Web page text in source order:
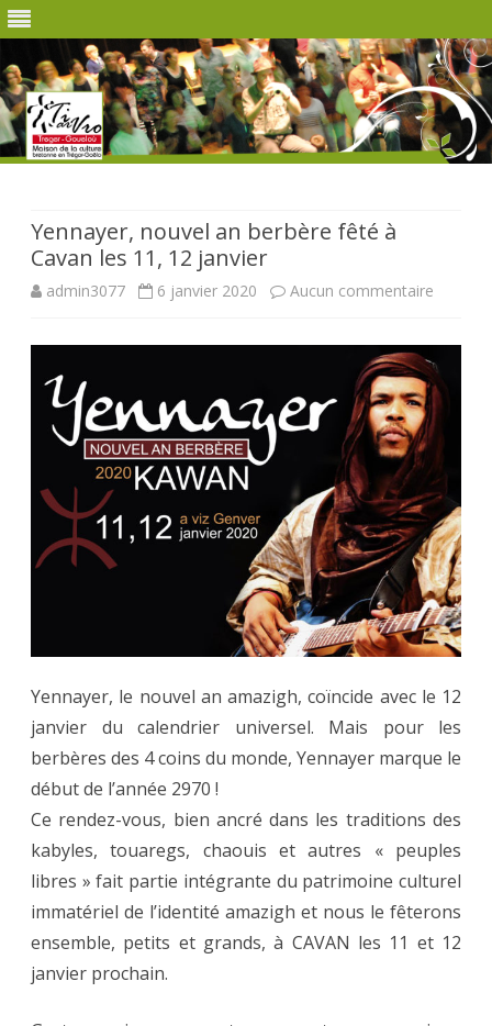
Yennayer, nouvel an berbère fêté à
Cavan les 11, 12 janvier
admin3077 6 janvier 2020 Aucun commentaire
nouvel
an
fêté
à
Cavan
les
11,
Yennayer, le nouvel an amazigh, coïncide avec le 12
janvier du calendrier universel. Mais pour les
berbères des 4 coins du monde, Yennayer marque le
début de l’année 2970 !
Ce rendez-vous, bien ancré dans les traditions des
kabyles, touaregs, chaouis et autres « peuples
libres » fait partie intégrante du patrimoine culturel
immatériel de l’identité amazigh et nous le fêterons
ensemble, petits et grands, à CAVAN les 11 et 12
janvier prochain.